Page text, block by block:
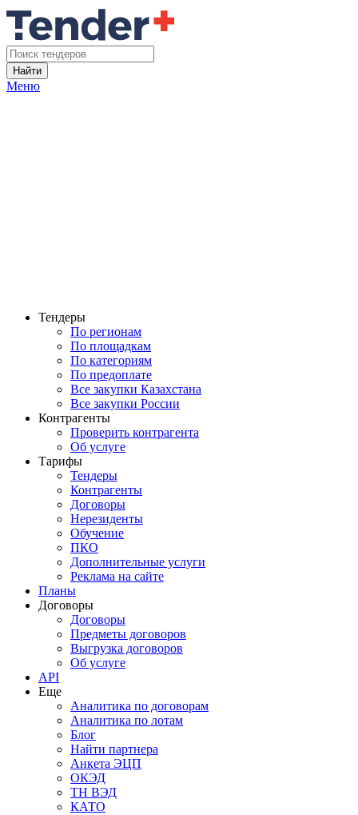
Найти
Меню
Тендеры
По регионам
По площадкам
По категориям
По предоплате
Все закупки Казахстана
Все закупки России
Контрагенты
Проверить контрагента
Об услуге
Тарифы
Тендеры
Контрагенты
Договоры
Нерезиденты
Обучение
ПКО
Дополнительные услуги
Реклама на сайте
Планы
Договоры
Договоры
Предметы договоров
Выгрузка договоров
Об услуге
API
Еще
Аналитика по договорам
Аналитика по лотам
Блог
Найти партнера
Анкета ЭЦП
ОКЭД
ТН ВЭД
КАТО